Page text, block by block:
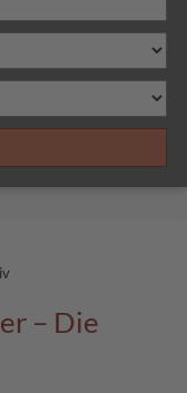
– Die